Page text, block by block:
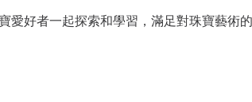
愛好者一起探索和學習，滿足對珠寶藝術